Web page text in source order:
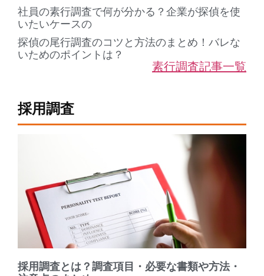
社員の素行調査で何が分かる？企業が探偵を使
いたいケースの
探偵の尾行調査のコツと方法のまとめ！バレな
いためのポイントは？
素行調査記事一覧
採用調査
採用調査とは？調査項目・必要な書類や方法・